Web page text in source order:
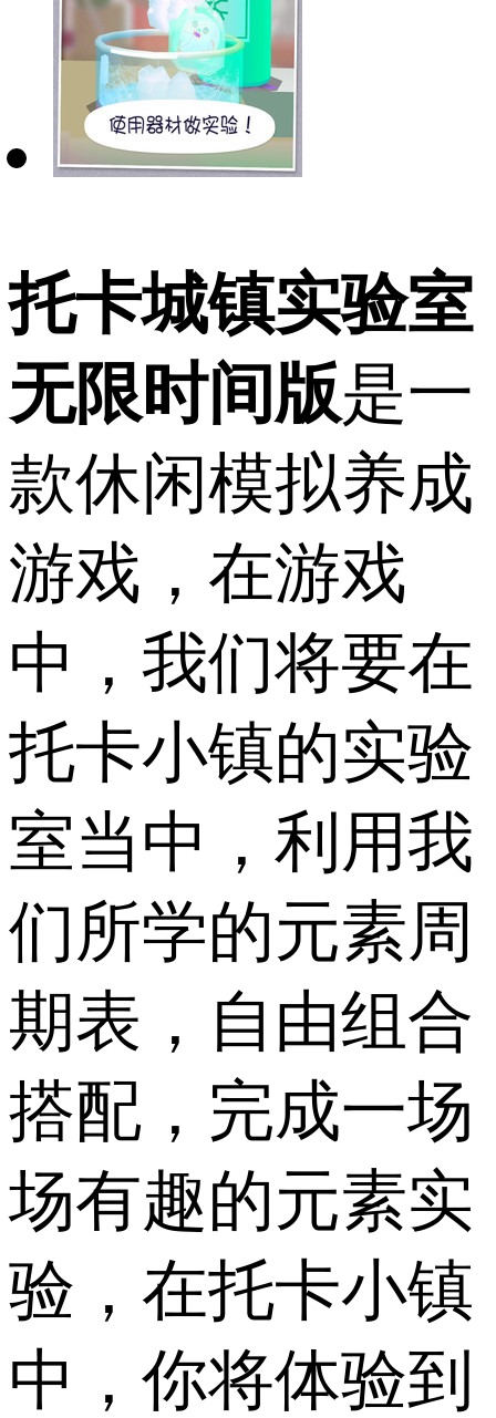
托卡城镇实验室
无限时间版是一
款休闲模拟养成
游戏，在游戏
中，我们将要在
托卡小镇的实验
室当中，利用我
们所学的元素周
期表，自由组合
搭配，完成一场
场有趣的元素实
验，在托卡小镇
中，你将体验到